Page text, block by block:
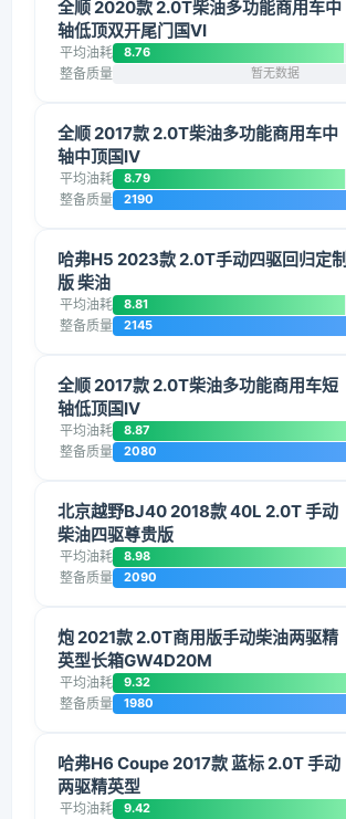
全顺 2020款 2.0T柴油多功能商用车中
轴低顶双开尾门国VI
平均油耗 8.76
整备质量 暂无数据
全顺 2017款 2.0T柴油多功能商用车中
轴中顶国IV
平均油耗 8.79
整备质量 2190
哈弗H5 2023款 2.0T手动四驱回归定制
版 柴油
平均油耗 8.81
整备质量 2145
全顺 2017款 2.0T柴油多功能商用车短
轴低顶国IV
平均油耗 8.87
整备质量 2080
北京越野BJ40 2018款 40L 2.0T 手动
柴油四驱尊贵版
平均油耗 8.98
整备质量 2090
炮 2021款 2.0T商用版手动柴油两驱精
英型长箱GW4D20M
平均油耗 9.32
整备质量 1980
哈弗H6 Coupe 2017款 蓝标 2.0T 手动
两驱精英型
平均油耗 9.42